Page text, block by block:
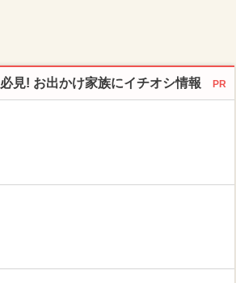
必見! お出かけ家族にイチオシ情報 PR